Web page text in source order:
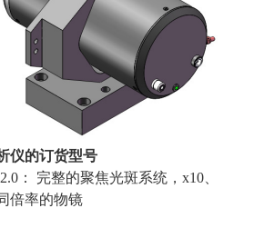
仪的订货型号
： 完整的聚焦光斑系统， x10、
倍率的物镜